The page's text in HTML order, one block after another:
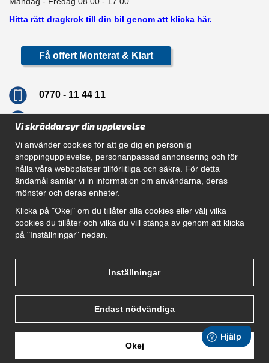
Hitta rätt dragkrok till din bil genom att klicka här.
Få offert Monterat & Klart
0770 - 11 44 11
Navigation
Hur beställer jag
Gör Det Själv Paket
Montera dragkrok
SUPPORT
Villkor
Vi skräddarsyr din upplevelse
Vi använder cookies för att ge dig en personlig
shoppingupplevelse, personanpassad annonsering och för
hålla våra webbplatser tillförlitliga och säkra. För detta
ändamål samlar vi in information om användarna, deras
mönster och deras enheter.
Klicka på "Okej" om du tillåter alla cookies eller välj vilka
cookies du tillåter och vilka du vill stänga av genom att klicka
på "Inställningar" nedan.
Inställningar
Endast nödvändiga
Okej